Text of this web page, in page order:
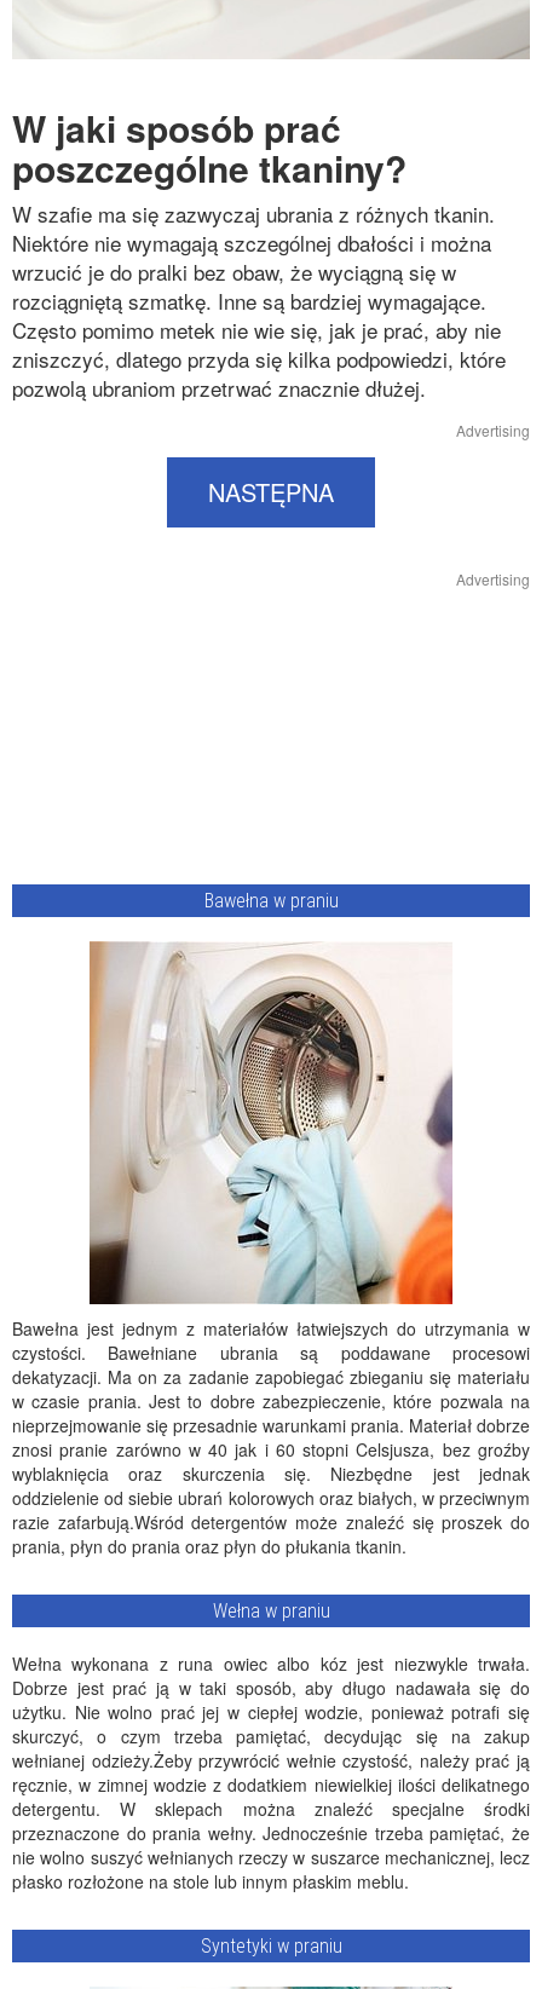
W jaki sposób prać
poszczególne tkaniny?
W szafie ma się zazwyczaj ubrania z różnych tkanin.
Niektóre nie wymagają szczególnej dbałości i można
wrzucić je do pralki bez obaw, że wyciągną się w
rozciągniętą szmatkę. Inne są bardziej wymagające.
Często pomimo metek nie wie się, jak je prać, aby nie
zniszczyć, dlatego przyda się kilka podpowiedzi, które
pozwolą ubraniom przetrwać znacznie dłużej.
Advertising
NASTĘPNA
Advertising
Bawełna w praniu
Bawełna jest jednym z materiałów łatwiejszych do utrzymania w
czystości. Bawełniane ubrania są poddawane procesowi
dekatyzacji. Ma on za zadanie zapobiegać zbieganiu się materiału
w czasie prania. Jest to dobre zabezpieczenie, które pozwala na
nieprzejmowanie się przesadnie warunkami prania. Materiał dobrze
znosi pranie zarówno w 40 jak i 60 stopni Celsjusza, bez groźby
wyblaknięcia oraz skurczenia się. Niezbędne jest jednak
oddzielenie od siebie ubrań kolorowych oraz białych, w przeciwnym
razie zafarbują.Wśród detergentów może znaleźć się proszek do
prania, płyn do prania oraz płyn do płukania tkanin.
Wełna w praniu
Wełna wykonana z runa owiec albo kóz jest niezwykle trwała.
Dobrze jest prać ją w taki sposób, aby długo nadawała się do
użytku. Nie wolno prać jej w ciepłej wodzie, ponieważ potrafi się
skurczyć, o czym trzeba pamiętać, decydując się na zakup
wełnianej odzieży.Żeby przywrócić wełnie czystość, należy prać ją
ręcznie, w zimnej wodzie z dodatkiem niewielkiej ilości delikatnego
detergentu. W sklepach można znaleźć specjalne środki
przeznaczone do prania wełny. Jednocześnie trzeba pamiętać, że
nie wolno suszyć wełnianych rzeczy w suszarce mechanicznej, lecz
płasko rozłożone na stole lub innym płaskim meblu.
Syntetyki w praniu